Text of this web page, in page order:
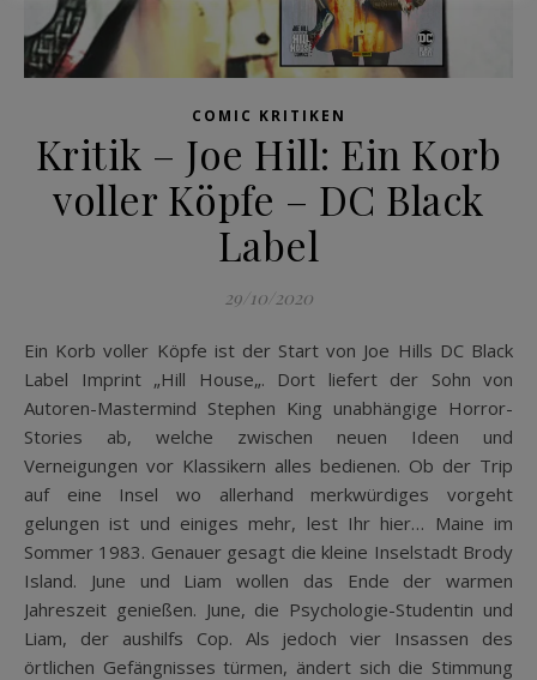
COMIC KRITIKEN
Kritik – Joe Hill: Ein Korb
voller Köpfe – DC Black
Label
29/10/2020
Ein Korb voller Köpfe ist der Start von Joe Hills DC Black
Label Imprint „Hill House„. Dort liefert der Sohn von
Autoren-Mastermind Stephen King unabhängige Horror-
Stories ab, welche zwischen neuen Ideen und
Verneigungen vor Klassikern alles bedienen. Ob der Trip
auf eine Insel wo allerhand merkwürdiges vorgeht
gelungen ist und einiges mehr, lest Ihr hier… Maine im
Sommer 1983. Genauer gesagt die kleine Inselstadt Brody
Island. June und Liam wollen das Ende der warmen
Jahreszeit genießen. June, die Psychologie-Studentin und
Liam, der aushilfs Cop. Als jedoch vier Insassen des
örtlichen Gefängnisses türmen, ändert sich die Stimmung